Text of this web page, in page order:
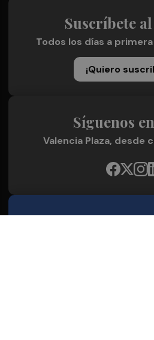
Suscríbete
Todos los días a
¡Quiero
Síguenos
Valencia Plaza, desde
Quienes